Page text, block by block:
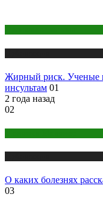
Жирный риск. Ученые
инсультам 01
2 года назад
02
О каких болезнях
03